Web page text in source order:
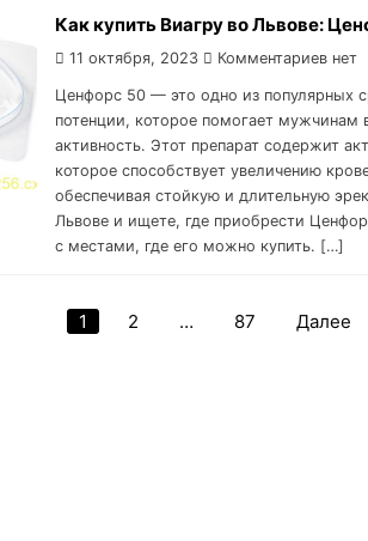
Как купить Виагру во Львове:
11 октября, 2023 Комментариев нет
Ценфорс 50 — это одно из популярных
потенции, которое помогает мужчинам
активность. Этот препарат содержит
которое способствует увеличению
обеспечивая стойкую и длительную
Львове и ищете, где приобрести
с местами, где его можно купить. […]
Навигация
1 2 … 87 Далее